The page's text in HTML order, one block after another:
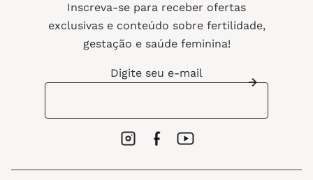
Inscreva-se para receber ofertas
exclusivas e conteúdo sobre fertilidade,
gestação e saúde feminina!
Digite seu e-mail